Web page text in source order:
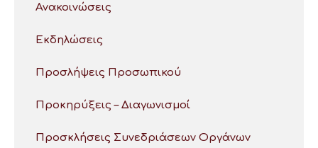
Ανακοινώσεις
Εκδηλώσεις
Προσλήψεις Προσωπικού
Προκηρύξεις – Διαγωνισμοί
Προσκλήσεις Συνεδριάσεων Οργάνων